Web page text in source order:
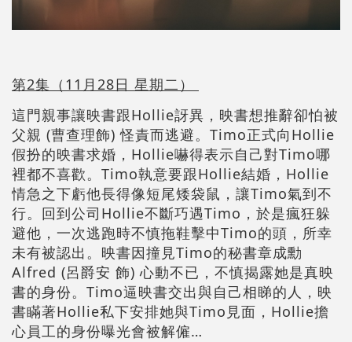
第2集（11月28日 星期二）
這門親事讓映書跟Hollie訝異，映書想推辭卻怕被
父親 (曹查理飾) 怪責而逃避。Timo正式向Hollie
假扮的映書求婚，Hollie嚇得表示自己對Timo哪
裡都不喜歡。Timo執意要跟Hollie結婚，Hollie
情急之下虧他長得像短尾矮袋鼠，讓Timo氣到不
行。回到公司Hollie不斷巧遇Timo，於是瘋狂躲
避他，一次逃跑時不慎拖鞋擊中Timo的頭，所幸
未有被認出。映書因撞見Timo的秘書章成勳
Alfred (呂爵安 飾) 心動不已，不慎揭露她是真映
書的身份。Timo逼映書交出與自己相睇的人，映
書瞞著Hollie私下安排她與Timo見面，Hollie擔
心員工的身份曝光會被解僱…